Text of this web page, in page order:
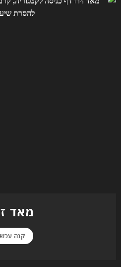
מאד זירו
קנה עכשיו